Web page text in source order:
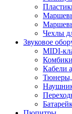
Чехлы
Звуковое
MIDI-
Кабели